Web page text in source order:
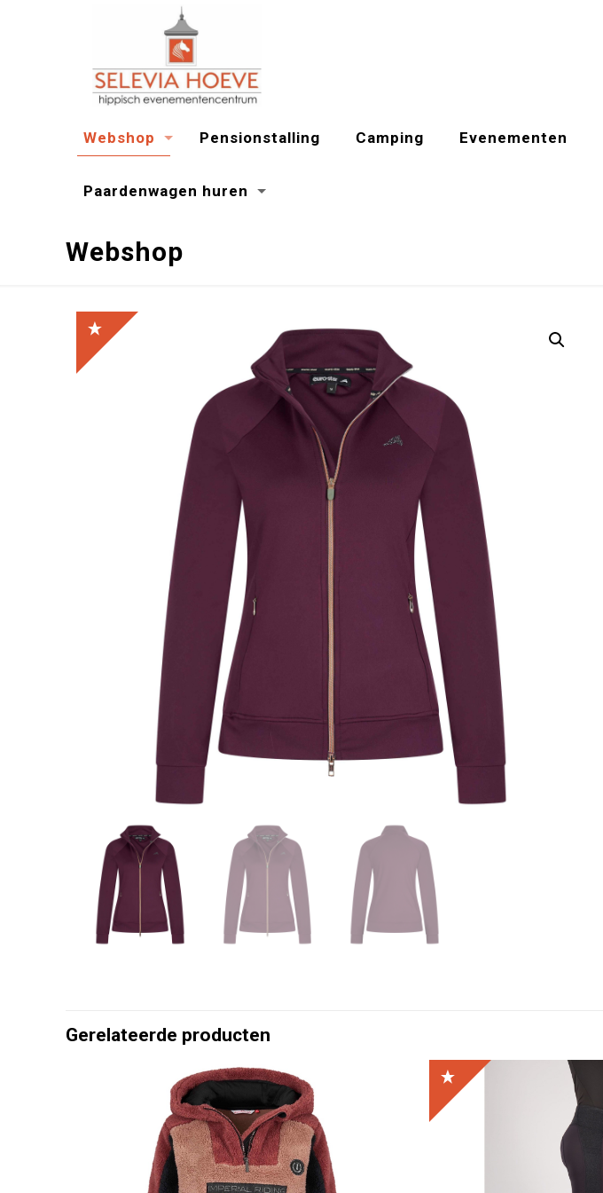
Webshop Pensionstalling Camping Evenementen
Paardenwagen huren
Webshop
Gerelateerde producten